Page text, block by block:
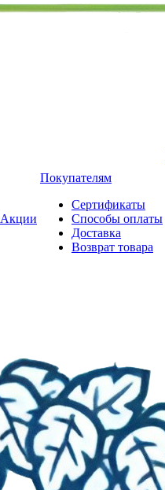
Акции
Покупателям
Сертификаты
Способы оплаты
Доставка
Возврат товара